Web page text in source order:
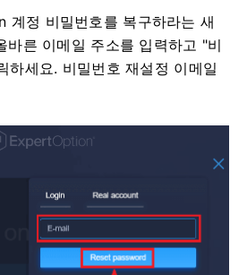
정 비밀번호를 복구하라는 새
바른 이메일 주소를 입력하고 "비
하세요. 비밀번호 재설정 이메일